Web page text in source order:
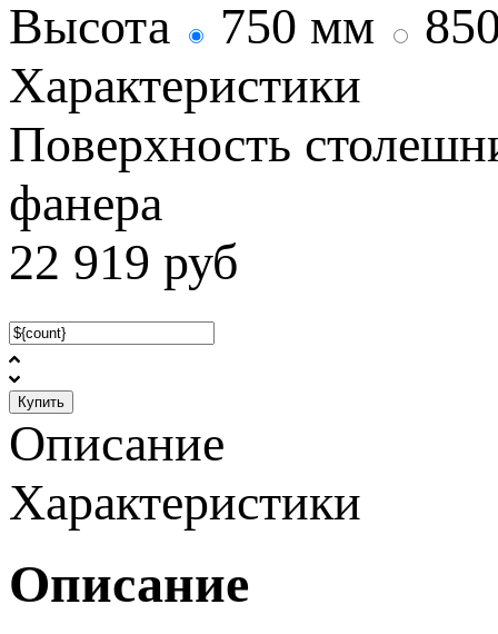
Высота 750 мм
Характеристики
Поверхность
фанера
22 919 руб
Купить
Описание
Характеристики
Описание